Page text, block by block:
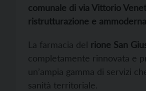
comunale di via Vittorio
ristrutturazione e
La farmacia del rione San
completamente rinnovata e
un’ampia gamma di servizi
sanità territoriale.